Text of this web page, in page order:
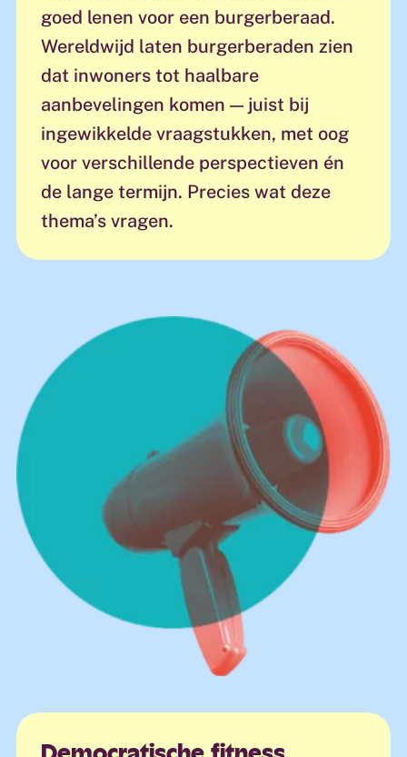
goed lenen voor een burgerberaad.
Wereldwijd laten burgerberaden zien
dat inwoners tot haalbare
aanbevelingen komen — juist bij
ingewikkelde vraagstukken, met oog
voor verschillende perspectieven én
de lange termijn. Precies wat deze
thema’s vragen.